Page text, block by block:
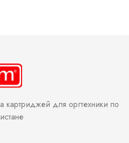
картриджей для оргтехники по